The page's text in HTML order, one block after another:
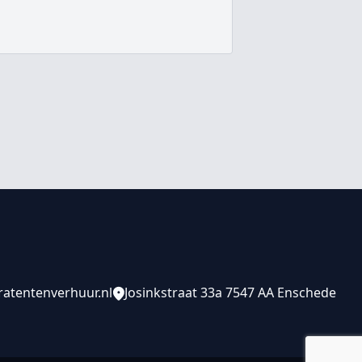
Adres
Josinkstraat 33a 7547 AA Enschede